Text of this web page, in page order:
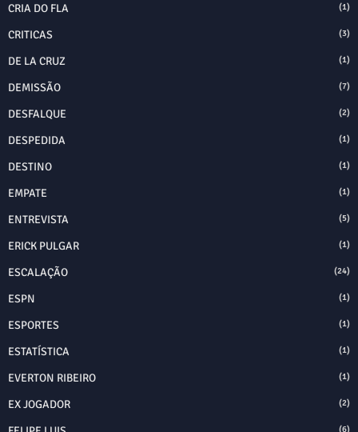
CRIA DO FLA (1)
CRITICAS (3)
DE LA CRUZ (1)
DEMISSÃO (7)
DESFALQUE (2)
DESPEDIDA (1)
DESTINO (1)
EMPATE (1)
ENTREVISTA (5)
ERICK PULGAR (1)
ESCALAÇÃO (24)
ESPN (1)
ESPORTES (1)
ESTATÍSTICA (1)
EVERTON RIBEIRO (1)
EX JOGADOR (2)
(6)